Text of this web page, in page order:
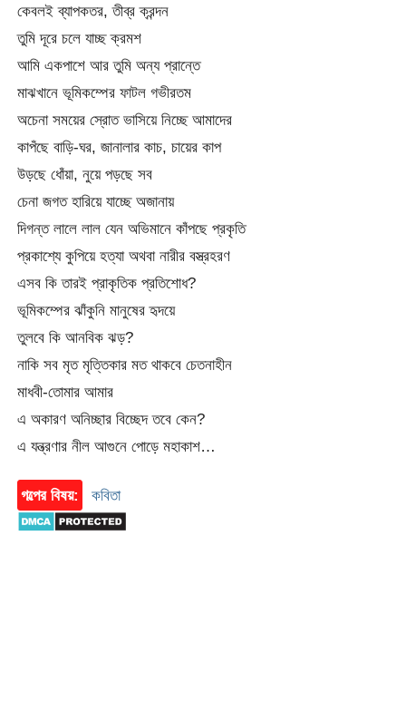
কেবলই ব্যাপকতর, তীব্র ক্রন্দন
তুমি দূরে চলে যাচ্ছ ক্রমশ
আমি একপাশে আর তুমি অন্য প্রান্তে
মাঝখানে ভূমিকম্পের ফাটল গভীরতম
অচেনা সময়ের স্রোত ভাসিয়ে নিচ্ছে আমাদের
কাপঁছে বাড়ি-ঘর, জানালার কাচ, চায়ের কাপ
উড়ছে ধোঁয়া, নুয়ে পড়ছে সব
চেনা জগত হারিয়ে যাচ্ছে অজানায়
দিগন্ত লালে লাল যেন অভিমানে কাঁপছে প্রকৃতি
প্রকাশ্যে কুপিয়ে হত্যা অথবা নারীর বস্ত্রহরণ
এসব কি তারই প্রাকৃতিক প্রতিশোধ?
ভূমিকম্পের ঝাঁকুনি মানুষের হৃদয়ে
তুলবে কি আনবিক ঝড়?
নাকি সব মৃত মৃত্তিকার মত থাকবে চেতনাহীন
মাধবী-তোমার আমার
এ অকারণ অনিচ্ছার বিচ্ছেদ তবে কেন?
এ যন্ত্রণার নীল আগুনে পোড়ে মহাকাশ…
গল্পের বিষয়: কবিতা